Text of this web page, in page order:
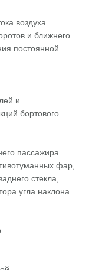
воздуха
и ближнего
постоянной
и
бортового
пассажира
фар,
стекла,
угла наклона